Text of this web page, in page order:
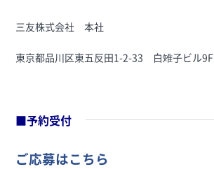
三友株式会社 本社
東京都品川区東五反田1-2-33 白雉子ビル9F
■予約受付
ご応募はこちら